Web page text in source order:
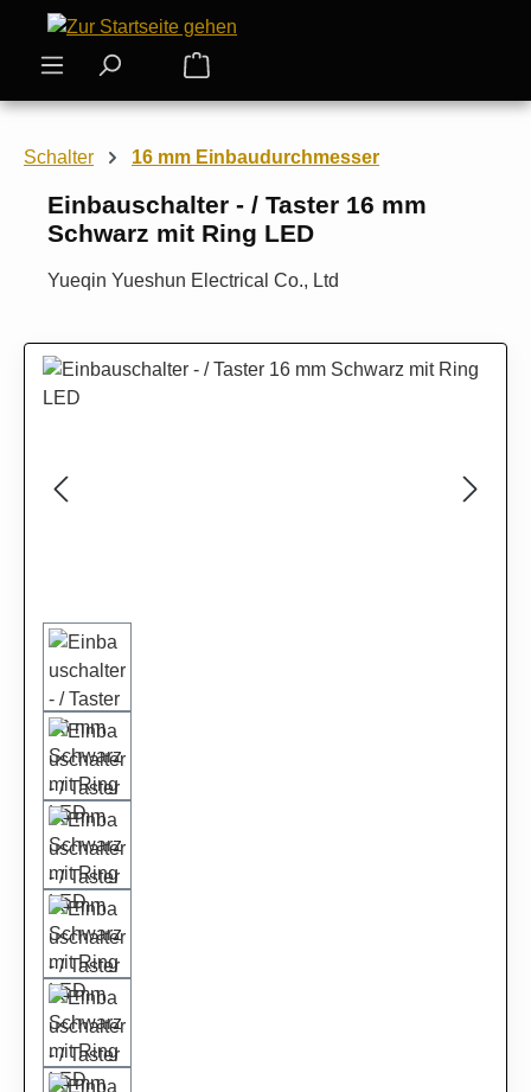
Zum Hauptinhalt springen
Warenkorb enthält 0 Positionen.
Schalter 16 mm Einbaudurchmesser
Einbauschalter - / Taster 16 mm
Schwarz mit Ring LED
Yueqin Yueshun Electrical Co., Ltd
Bildergalerie überspringen